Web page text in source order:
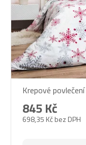
Krepové
698,35 Kč bez DPH
845 Kč